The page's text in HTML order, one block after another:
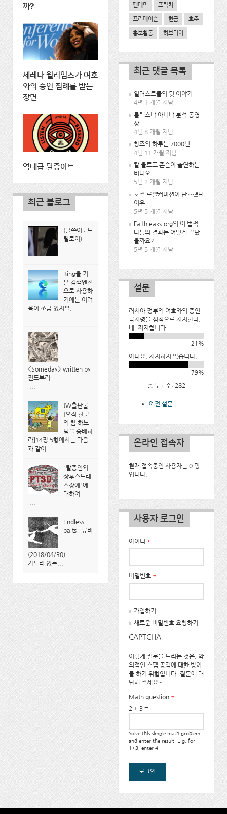
까?
세레나 윌리엄스가 여호
와의 증인 침례를 받는
장면
역대급 탈증아트
팬데믹 프락치
프리메이슨 헌금 호주
홍보활동 히브리어
최근 댓글 목록
일러스트들의 뒷 이야기...
4년 1 개월 지남
롤렉스냐 아니냐 분석 동영
상
4년 8 개월 지남
창조의 하루는 7000년
4년 11 개월 지남
칼 올로프 존슨이 출연하는
비디오
5년 2 개월 지남
호주 로얄커미션이 단호했던
이유
5년 5 개월 지남
Faithleaks.org의 이 법적
다툼의 결과는 어떻게 끝났
을까요?
5년 5 개월 지남
최근 블로그
(글쓴이 : 트
릴로이)...
Bing을 기
본 검색엔진
으로 사용하
기에는 어려
움이 조금 있지요.
<Someday> written by
진도부리
JW출판물
[오직 한분
의 참 하느
님을 숭배하
라]14장 5항에서는 다음
과 같이...
"탈증인외
상후스트레
스장애"에
대하여...
Endless
baits - 류비
(2018/04/30)
가두리 없는...
설문
러시아 정부의 여호와의 증인
금지령을 심적으로 지지한다.
네, 지지합니다.
21%
아니요, 지지하지 않습니다.
79%
총 투표수: 282
예전 설문
온라인 접속자
현재 접속중인 사용자는 0 명
입니다.
사용자 로그인
아이디 *
비밀번호 *
가입하기
새로운 비밀번호 요청하기
CAPTCHA
이렇게 질문을 드리는 것은, 악
의적인 스팸 공격에 대한 방어
를 하기 위함입니다. 질문에 대
답해 주세요~
Math question *
2 + 3 =
Solve this simple math problem
and enter the result. E.g. for
1+3, enter 4.